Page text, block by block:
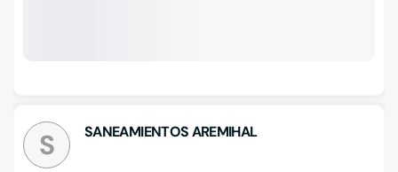
S SANEAMIENTOS AREMIHAL